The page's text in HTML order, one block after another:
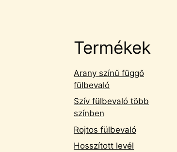
Termékek
Arany színű függő
fülbevaló
Szív fülbevaló több
színben
Rojtos fülbevaló
Hosszított levél